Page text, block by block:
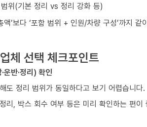
위(기본 정리 vs 정리 강화 등)
액’보다 ‘포함 범위 + 인원/차량 구성’까지 같
체 선택 체크포인트
운반·정리) 확인
도 정리 범위가 동일하다고 보기 어렵습니다.
리, 박스 회수 여부 등은 미리 확인하는 편이